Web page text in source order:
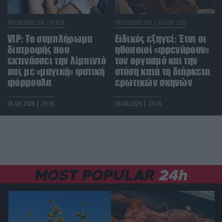
Αυτό το γνωρίζατε; – Πώς βγήκε η φράση «ο μήνας
ΔΙΕΘΝΗΣ ΑΣΦΑΛΕΙΑ 18:58
Ουκρανία: Βίντεο με βίαιη αρπαγή 19χρονου για
επιστράτευση προκαλεί αντιδράσεις
ΑΓΡΙΑ ΖΩΗ 18:57
Βίντεο: Βόας ανέβηκε σε κολώνα ρεύματος στο
Περού για να κυνηγήσει περιστέρια και υπέστη
Γιατί οι αρχαίοι Έλληνες έδιναν τόσο μεγάλη
σημασία στα όνειρα;
ΔΙΑΣΤΗΜΑ 18:45
Ο πυρήνας της Γης άλλαξε φορά κάτω από τον
VIP: To συμπλήρωμα
διατροφής που
εκτινάσσει την λίμπιντό
σας με «μαγική» φυτική
φόρμουλα
05.08.2026 | 20:55
Ειδικός εξηγεί: Έτσι οι
ηθοποιοί «φρενάρουν»
τον οργασμό και την
στύση κατά τη διάρκεια
ερωτικών σκηνών
06.08.2026 | 23:45
MOST POPULAR 24h